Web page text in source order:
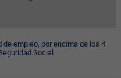
empleo, por encima de los 4
Social